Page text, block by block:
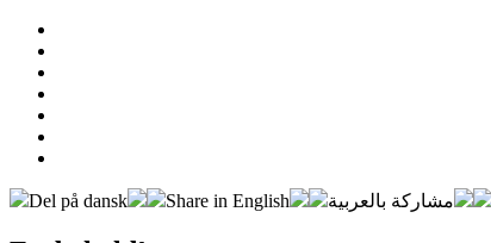
Del på dansk Share in English مشاركة بالعربية